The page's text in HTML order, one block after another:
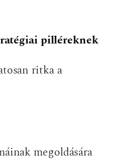
pilléreknek
ritka a
megoldására